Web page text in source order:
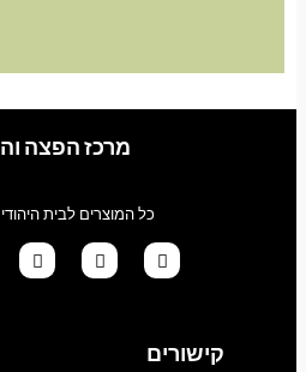
מרכז הפצה
כל המוצרים לבית היהודי
a
קישורים